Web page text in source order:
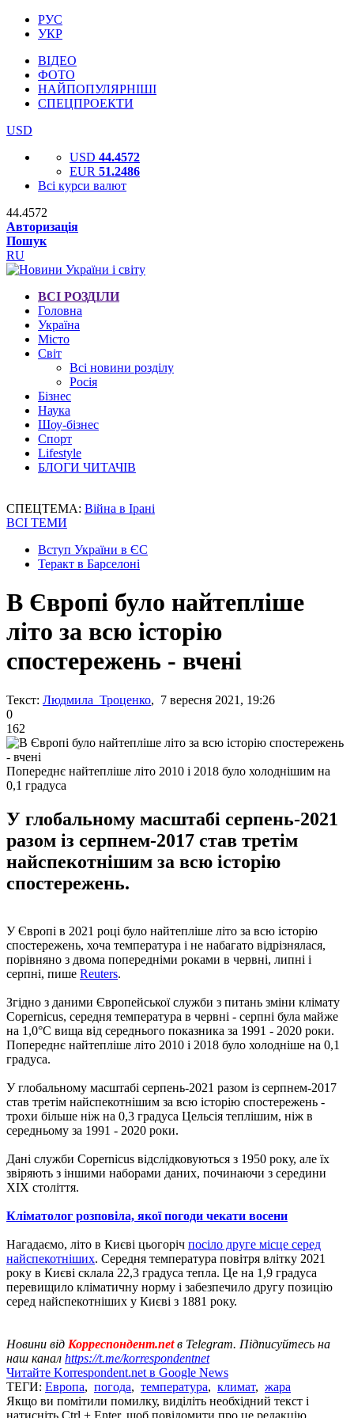
РУС
УКР
ВІДЕО
ФОТО
НАЙПОПУЛЯРНІШІ
СПЕЦПРОЕКТИ
USD
USD 44.4572
EUR 51.2486
Всі курси валют
44.4572
Авторизація
Пошук
RU
ВСІ РОЗДІЛИ
Головна
Україна
Місто
Світ
Всі новини розділу
Росія
Бізнес
Наука
Шоу-бізнес
Спорт
Lifestyle
БЛОГИ ЧИТАЧІВ
СПЕЦТЕМА: Війна в Ірані
ВСІ ТЕМИ
Вступ України в ЄС
Теракт в Барселоні
В Європі було найтепліше
літо за всю історію
спостережень - вчені
Текст: Людмила Троценко, 7 вересня 2021, 19:26
0
162
Попереднє найтепліше літо 2010 і 2018 було холоднішим на
0,1 градуса
У глобальному масштабі серпень-2021
разом із серпнем-2017 став третім
найспекотнішим за всю історію
спостережень.
У Європі в 2021 році було найтепліше літо за всю історію
спостережень, хоча температура і не набагато відрізнялася,
порівняно з двома попередніми роками в червні, липні і
серпні, пише Reuters.
Згідно з даними Європейської служби з питань зміни клімату
Copernicus, середня температура в червні - серпні була майже
на 1,0°C вища від середнього показника за 1991 - 2020 роки.
Попереднє найтепліше літо 2010 і 2018 було холодніше на 0,1
градуса.
У глобальному масштабі серпень-2021 разом із серпнем-2017
став третім найспекотнішим за всю історію спостережень -
трохи більше ніж на 0,3 градуса Цельсія теплішим, ніж в
середньому за 1991 - 2020 роки.
Дані служби Copernicus відслідковуються з 1950 року, але їх
звіряють з іншими наборами даних, починаючи з середини
XIX століття.
Кліматолог розповіла, якої погоди чекати восени
Нагадаємо, літо в Києві цьогоріч посіло друге місце серед
найспекотніших. Середня температура повітря влітку 2021
року в Києві склала 22,3 градуса тепла. Це на 1,9 градуса
перевищило кліматичну норму і забезпечило другу позицію
серед найспекотніших у Києві з 1881 року.
Новини від Корреспондент.netв Telegram. Підписуйтесь на
наш канал https://t.me/korrespondentnet
Читайте Korrespondent.net в Google News
ТЕГИ: Европа, погода, температура, климат, жара
Якщо ви помітили помилку, виділіть необхідний текст і
натисніть Ctrl + Enter, щоб повідомити про це редакцію.